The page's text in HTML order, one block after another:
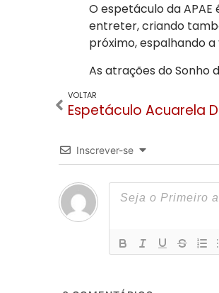
O espetáculo da
entreter, criando
próximo, espalhando
As atrações do Sonho
VOLTAR
Inscrever-se